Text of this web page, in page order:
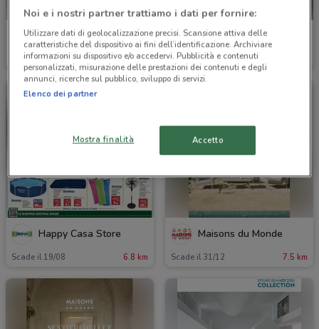
Satur
Scade il 03/09 6.5 km
Emu
Scade il 31/12
Happy Casa Store
Scade il 19/08 6.8 km
Maisons du Monde
Scade il 31/12 7.5 km
Noi e i nostri partner trattiamo i dati per fornire:
Utilizzare dati di geolocalizzazione precisi. Scansione attiva delle
caratteristiche del dispositivo ai fini dell’identificazione. Archiviare
informazioni su dispositivo e/o accedervi. Pubblicità e contenuti
personalizzati, misurazione delle prestazioni dei contenuti e degli
annunci, ricerche sul pubblico, sviluppo di servizi.
Elenco dei partner
Mostra finalità Accetto